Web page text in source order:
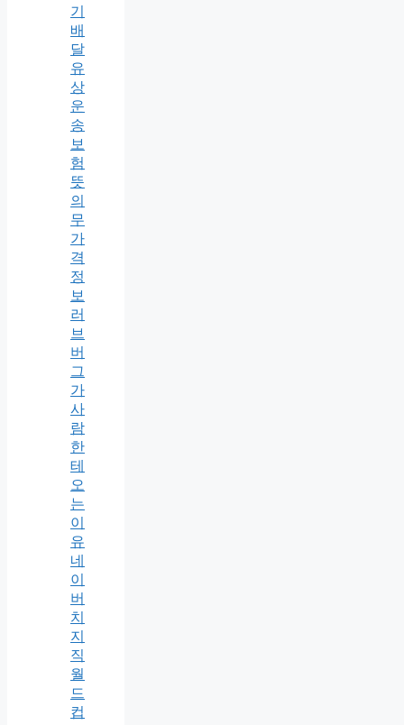
기
배
달
유
상
운
송
보
험
뜻
의
무
가
격
정
보
러
브
버
그
가
사
람
한
테
오
는
이
유
네
이
버
치
지
직
월
드
컵